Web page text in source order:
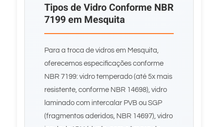
Tipos de Vidro Conforme NBR
7199 em Mesquita
Para a troca de vidros em Mesquita,
oferecemos especificações conforme
NBR 7199: vidro temperado (até 5x mais
resistente, conforme NBR 14698), vidro
laminado com intercalar PVB ou SGP
(fragmentos aderidos, NBR 14697), vidro